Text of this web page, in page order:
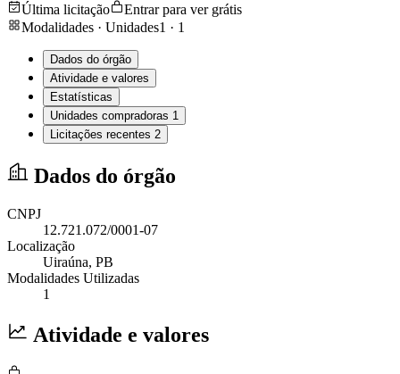
Última licitação
Entrar para ver grátis
Modalidades · Unidades1 · 1
Dados do órgão
Atividade e valores
Estatísticas
Unidades compradoras 1
Licitações recentes 2
Dados do órgão
CNPJ
12.721.072/0001-07
Localização
Uiraúna, PB
Modalidades Utilizadas
1
Atividade e valores